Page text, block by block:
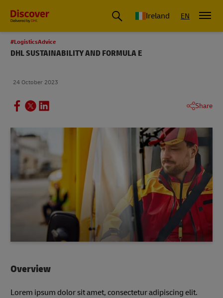
Ireland EN
#LogisticsAdvice
DHL SUSTAINABILITY AND FORMULA E
24 October 2023
Share
Overview
Lorem ipsum dolor sit amet, consectetur adipiscing elit.